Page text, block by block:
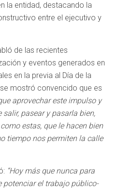
la entidad, destacando la
entre el ejecutivo y
de las recientes
y eventos generados en
en la previa al Día de la
mostró convencido que es
aprovechar este impulso y
pasear y pasarla bien,
estas, que le hacen bien
tiempo nos permiten la calle
“Hoy más que nunca para
potenciar el trabajo público-